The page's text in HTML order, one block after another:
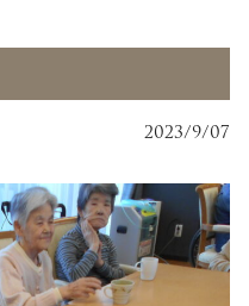
2023/9/07